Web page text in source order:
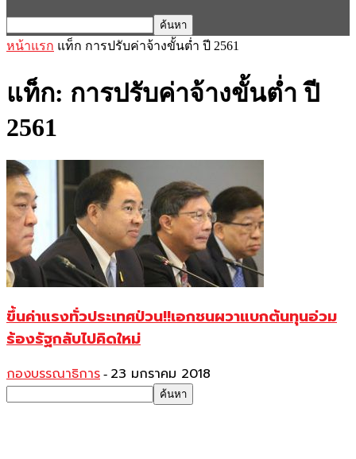
หน้าแรก แท็ก การปรับค่าจ้างขั้นต่ำ ปี 2561
แท็ก: การปรับค่าจ้างขั้นต่ำ ปี
2561
ขึ้นค่าแรงทั่วประเทศป่วน!!เอกชนผวาแบกต้นทุนอ่วม
ร้องรัฐกลับไปคิดใหม่
กองบรรณาธิการ - 23 มกราคม 2018